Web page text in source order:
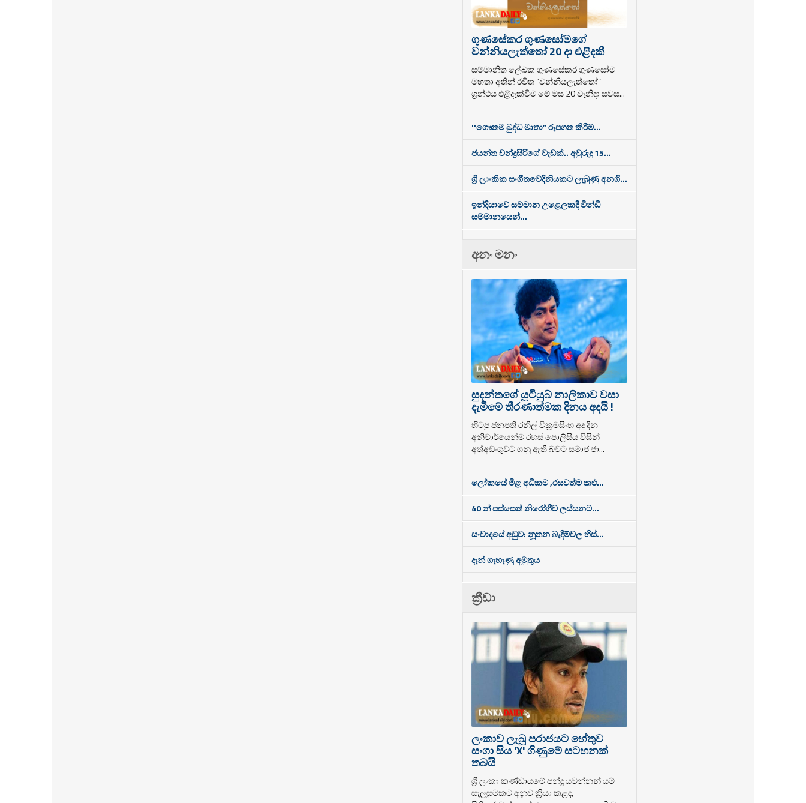
ගුණසේකර ගුණසෝමගේ
වන්නියලැත්තෝ 20 දා එළිදකී
සම්මානිත ලේඛක ගුණසේකර ගුණසෝම
මහතා අතින් රචිත “වන්නියලැත්තෝ”
ග්‍රන්ථය එළිදැක්වීම මේ මස 20 වැනිදා සවස...
''ගෞතම බුද්ධ මාතා” රූපගත කිරීම...
ජයන්ත චන්ද්‍රසිරිගේ වැඩක්.. අවුරුදු 15...
ශ්‍රී ලාංකික සංගීතවේදිනියකට ලැබුණු අනගි...
ඉන්දියාවේ සම්මාන උළෙලකදී වින්ඩි
සම්මානයෙන්...
අනං මනං
සුදන්තගේ යූටියුබ් නාලිකාව වසා
දැමීමේ තීරණාත්මක දිනය අදයි !
හිටපු ජනපති රනිල් වික්‍රමසිංහ අද දින
අනිවාර්යෙන්ම රහස් පොලිසිය විසින්
අත්අඩංගුවට ගනු ඇති බවට සමාජ ජා...
ලෝකයේ මිළ අධිකම ,රසවත්ම කළු...
40 න් පස්සෙත් නිරෝගීව ලස්සනට...
සංවාදයේ අඩුව: නූතන බැදීම්වල හිස්...
දැන් ගැහැණු අමුතුය
ක්‍රීඩා
ලංකාව ලැබූ පරාජයට හේතුව
සංගා සිය 'X' ගිණුමේ සටහනක්
තබයි
ශ්‍රී ලංකා කණ්ඩායමේ පන්දු යවන්නන් යම්
සැලසුමකට අනුව ක්‍රියා කළද,